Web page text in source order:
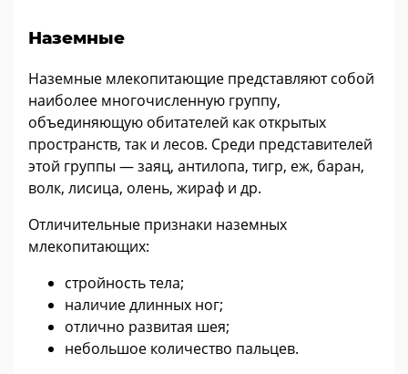
Наземные
Наземные млекопитающие представляют собой
наиболее многочисленную группу,
объединяющую обитателей как открытых
пространств, так и лесов. Среди представителей
этой группы — заяц, антилопа, тигр, еж, баран,
волк, лисица, олень, жираф и др.
Отличительные признаки наземных
млекопитающих:
стройность тела;
наличие длинных ног;
отлично развитая шея;
небольшое количество пальцев.